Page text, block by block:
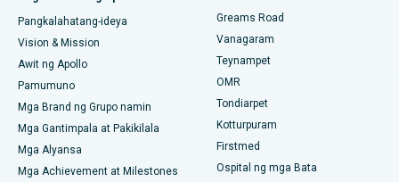
Maghanap ng Dentista
Maghanap ng Pediatrics
Maghanap ng Dermatologist
Pinakamahusay na Ospital sa Paschim Boragaon, Guwahati
Pinakamahusay na Ospital sa PH Road, Chennai
Pinakamahusay na Sentro ng Puso sa Thousand Lights,
Chennai
Pinakamahusay na Ospital sa Jubilee Hills, Hyderabad
Sleeve Gastrectomy
Lasik Surgery
liposuction
Coronary Angiogram
Pangkalahatang-ideya
Vision & Mission
Awit ng Apollo
Pamumuno
Mga Brand ng Grupo namin
Mga Gantimpala at Pakikilala
Mga Alyansa
Mga Achievement at Milestones
Greams Road
Vanagaram
Teynampet
OMR
Tondiarpet
Kotturpuram
Firstmed
Ospital ng mga Bata